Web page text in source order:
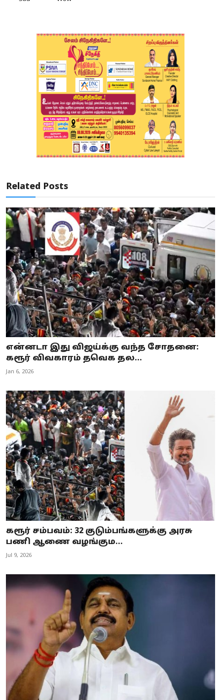
Related Posts
என்னடா இது விஜய்க்கு வந்த சோதனை:
கரூர் விவகாரம் தவெக தல...
Jan 6, 2026
கரூர் சம்பவம்: 32 குடும்பங்களுக்கு அரசு
பணி ஆணை வழங்கும...
Jul 9, 2026